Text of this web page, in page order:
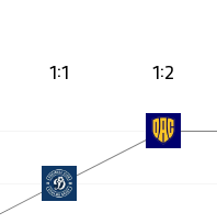
1:1 1:2